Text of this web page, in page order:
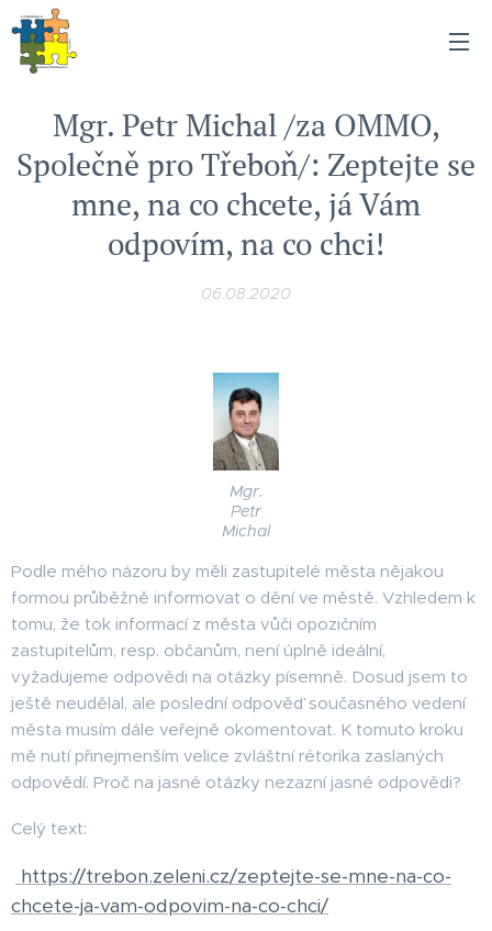
Mgr. Petr Michal /za OMMO,
Společně pro Třeboň/: Zeptejte se
mne, na co chcete, já Vám
odpovím, na co chci!
06.08.2020
Mgr.
Petr
Michal
Podle mého názoru by měli zastupitelé města nějakou
formou průběžně informovat o dění ve městě. Vzhledem k
tomu, že tok informací z města vůči opozičním
zastupitelům, resp. občanům, není úplně ideální,
vyžadujeme odpovědi na otázky písemně. Dosud jsem to
ještě neudělal, ale poslední odpověď současného vedení
města musím dále veřejně okomentovat. K tomuto kroku
mě nutí přinejmenším velice zvláštní rétorika zaslaných
odpovědí. Proč na jasné otázky nezazní jasné odpovědi?
Celý text:
https://trebon.zeleni.cz/zeptejte-se-mne-na-co-
chcete-ja-vam-odpovim-na-co-chci/